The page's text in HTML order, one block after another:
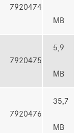
7920474
MB
7920475
5,9
MB
7920476
35,7
MB